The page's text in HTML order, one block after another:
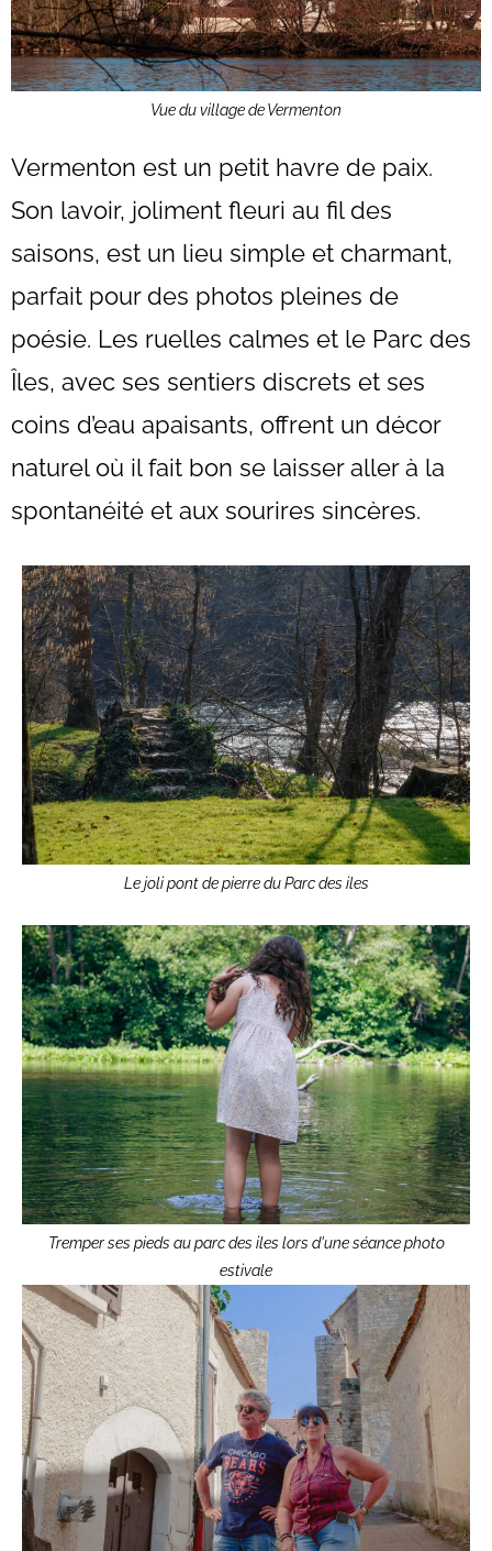
Vue du village de Vermenton
Vermenton est un petit havre de paix.
Son lavoir, joliment fleuri au fil des
saisons, est un lieu simple et charmant,
parfait pour des photos pleines de
poésie. Les ruelles calmes et le Parc des
Îles, avec ses sentiers discrets et ses
coins d’eau apaisants, offrent un décor
naturel où il fait bon se laisser aller à la
spontanéité et aux sourires sincères.
Le joli pont de pierre du Parc des iles
Tremper ses pieds au parc des iles lors d'une séance photo
estivale